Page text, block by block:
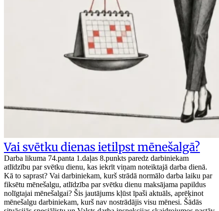
Vai svētku dienas ietilpst mēnešalgā?
Darba likuma 74.panta 1.daļas 8.punkts paredz darbiniekam
atlīdzību par svētku dienu, kas iekrīt viņam noteiktajā darba dienā.
Kā to saprast? Vai darbiniekam, kurš strādā normālo darba laiku par
fiksētu mēnešalgu, atlīdzība par svētku dienu maksājama papildus
nolīgtajai mēnešalgai? Šis jautājums kļūst īpaši aktuāls, aprēķinot
mēnešalgu darbiniekam, kurš nav nostrādājis visu mēnesi. Šādās